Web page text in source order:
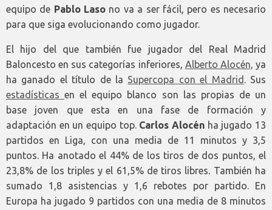
equipo de Pablo Laso no va a ser fácil, pero es necesario
para que siga evolucionando como jugador.
El hijo del que también fue jugador del Real Madrid
Baloncesto en sus categorías inferiores, Alberto Alocén, ya
ha ganado el título de la Supercopa con el Madrid . Sus
estadísticasen el equipo blanco son las propias de un
base joven que esta en una fase de formación y
adaptación en un equipo top.Carlos Alocén ha jugado 13
partidos en Liga, con una media de 11 minutos y 3,5
puntos. Ha anotado el 44% de los tiros de dos puntos, el
23,8% de los triples y el 61,5% de tiros libres. También ha
sumado 1,8 asistencias y 1,6 rebotes por partido. En
Europa ha jugado 9 partidos con una media de 8 minutos